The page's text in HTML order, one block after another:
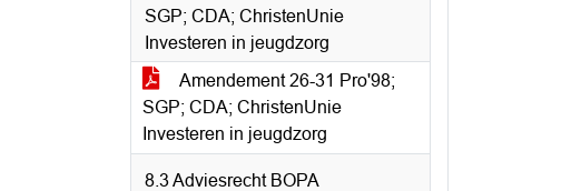
SGP; CDA; ChristenUnie
Investeren in jeugdzorg
Amendement 26-31 Pro'98;
SGP; CDA; ChristenUnie
Investeren in jeugdzorg
8.3 Adviesrecht BOPA